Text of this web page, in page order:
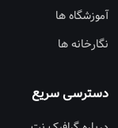
آموزشگاه ها
نگارخانه ها
دسترسی سریع